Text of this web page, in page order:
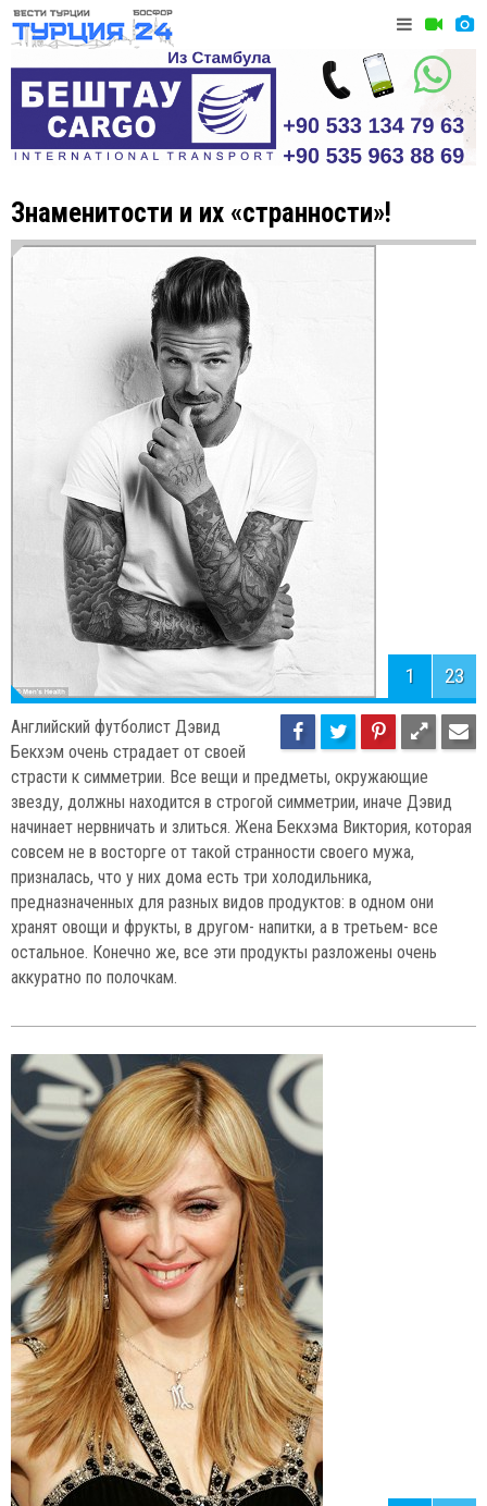
Знаменитости и их «странности»!
1 23
Английский футболист Дэвид
Бекхэм очень страдает от своей
страсти к симметрии. Все вещи и предметы, окружающие
звезду, должны находится в строгой симметрии, иначе Дэвид
начинает нервничать и злиться. Жена Бекхэма Виктория, которая
совсем не в восторге от такой странности своего мужа,
призналась, что у них дома есть три холодильника,
предназначенных для разных видов продуктов: в одном они
хранят овощи и фрукты, в другом- напитки, а в третьем- все
остальное. Конечно же, все эти продукты разложены очень
аккуратно по полочкам.